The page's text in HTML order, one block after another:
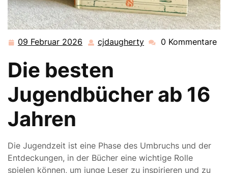
09 Februar 2026 09
2026
cjdaugherty cjdaugherty
0 Kommentare
Die besten
Jugendbücher ab 16
Jahren
Die Jugendzeit ist eine Phase des Umbruchs und der
Entdeckungen, in der Bücher eine wichtige Rolle
spielen können, um junge Leser zu inspirieren und zu